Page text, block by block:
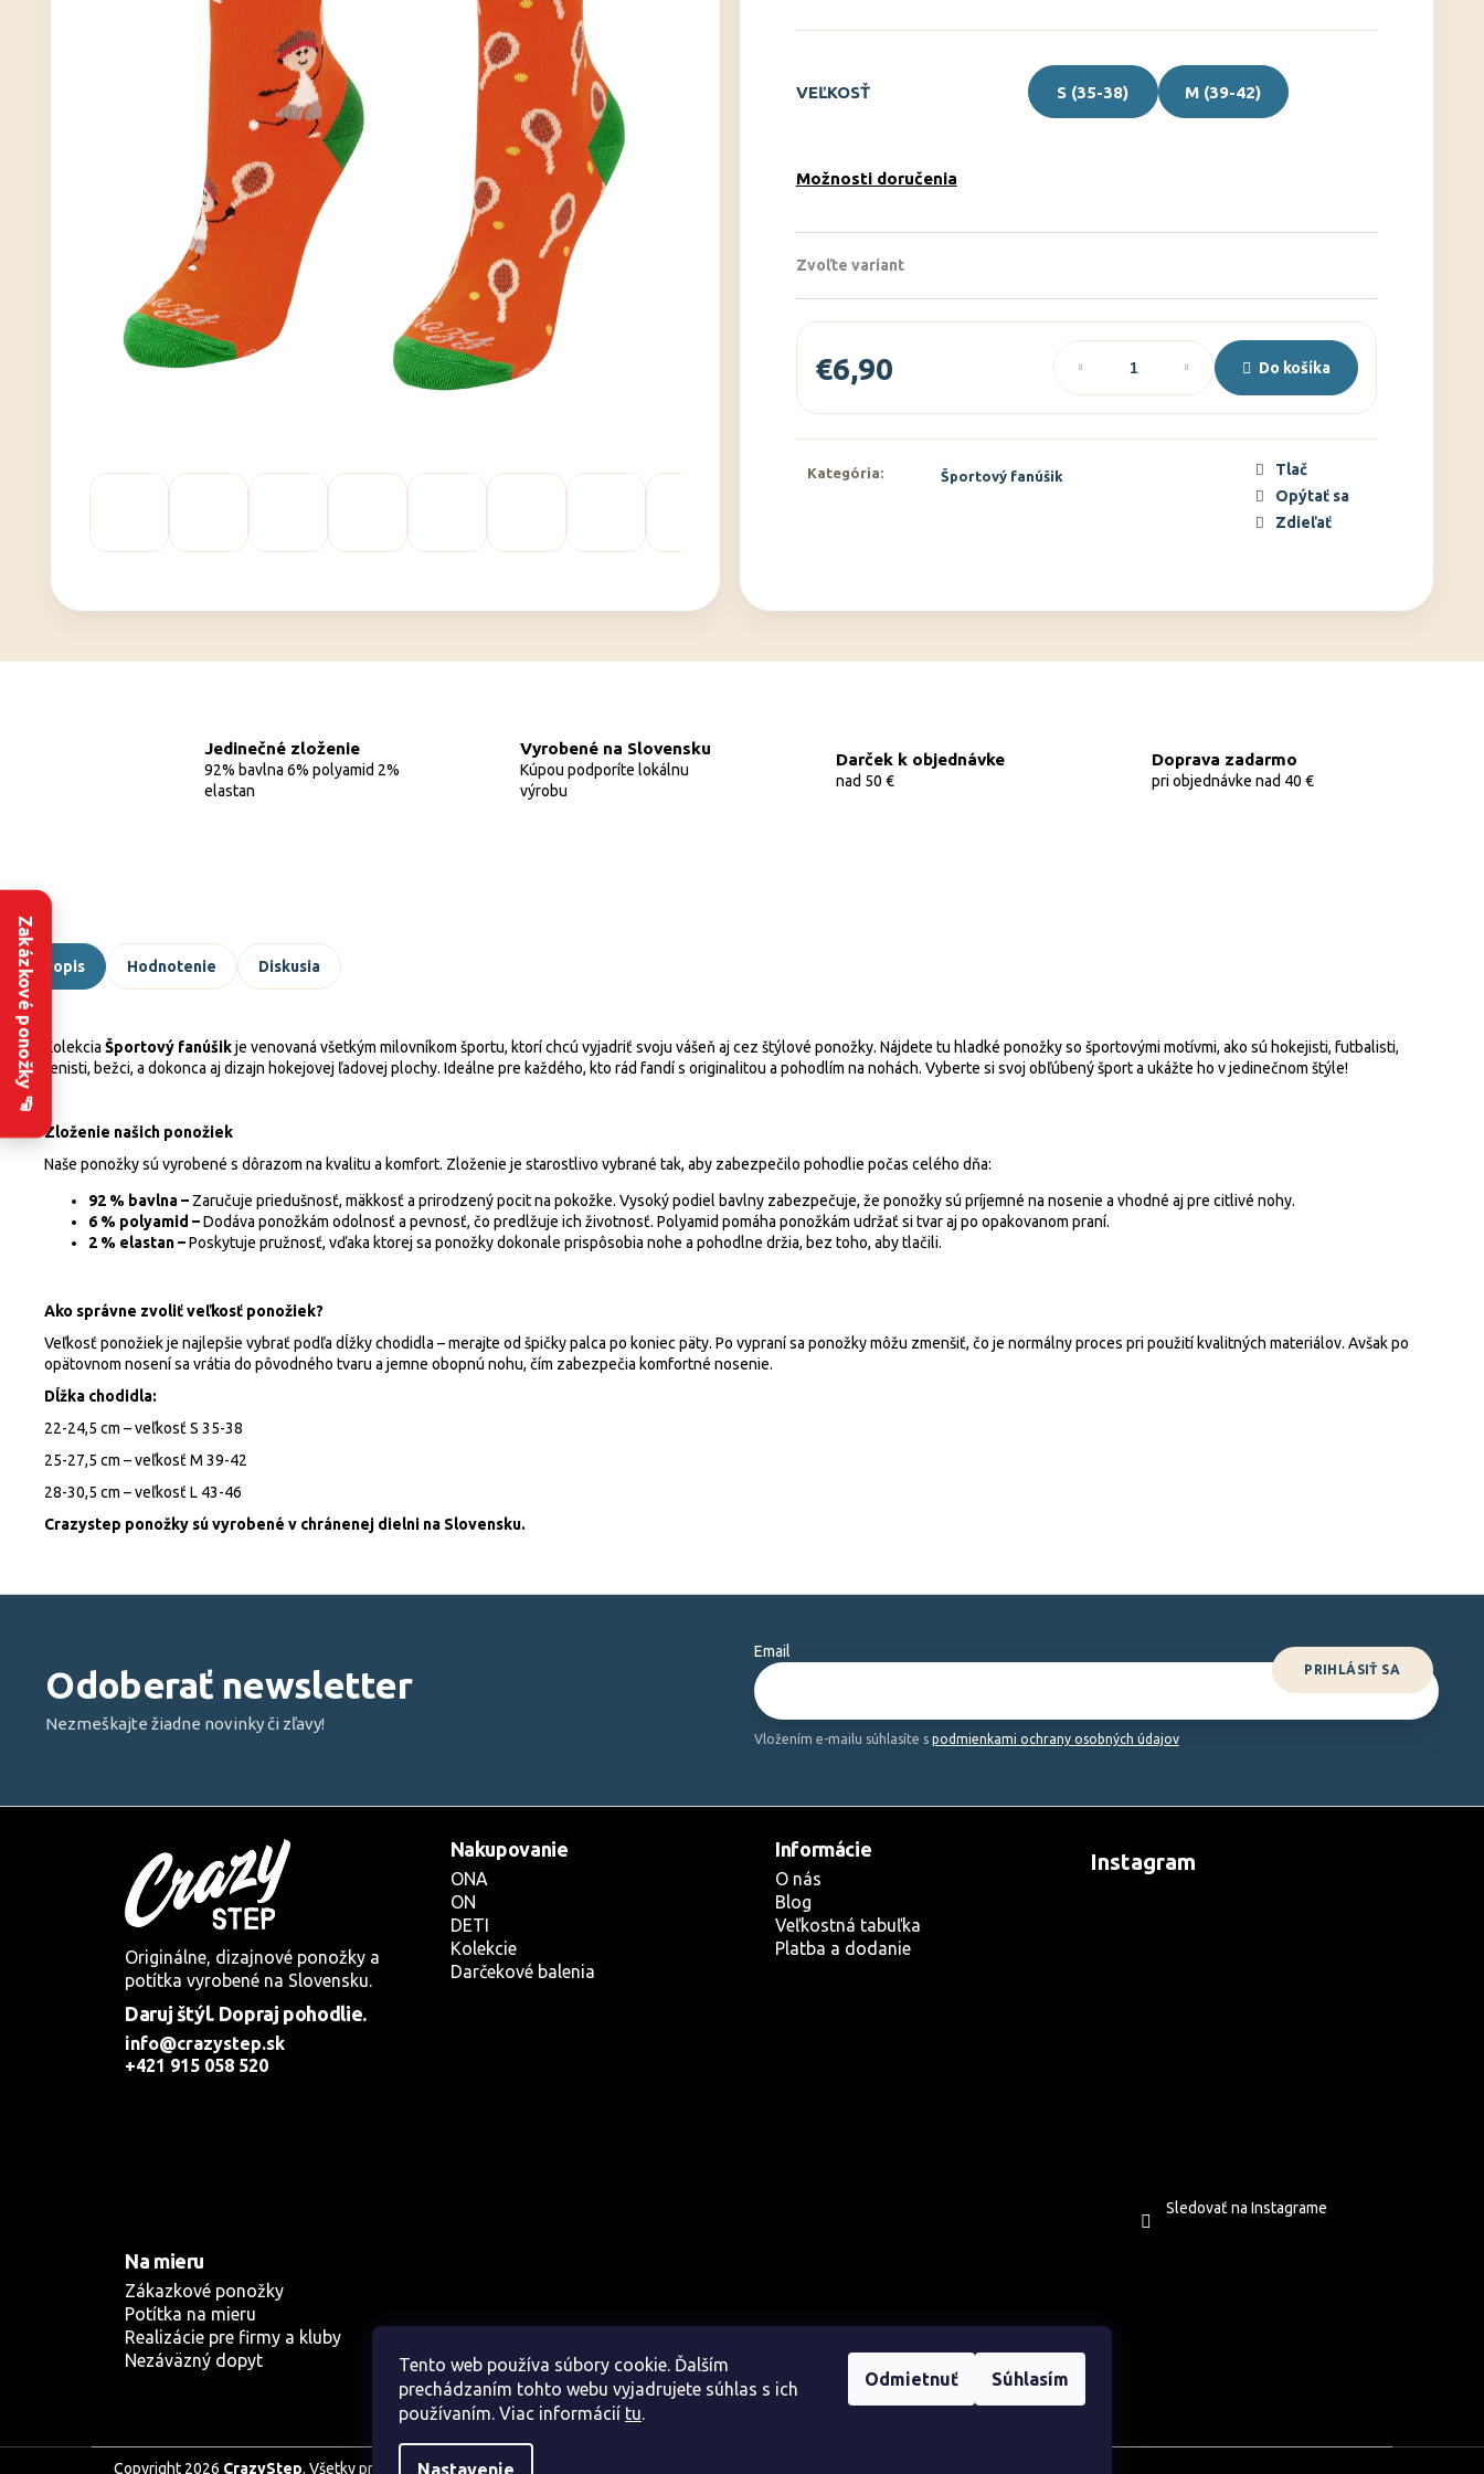
Zakázkové ponožky 🧦
Tento web používa súbory cookie. Ďalším
prechádzaním tohto webu vyjadrujete súhlas s ich
používaním. Viac informácií tu.
Nastavenie
Odmietnuť Súhlasím
VEĽKOSŤ S (35-38) M (39-42)
Možnosti doručenia
Zvoľte variant
€6,90
cena:
Do košíka
Kategória: Športový fanúšik
Tlač
Opýtať sa
Zdieľať
Jedinečné zloženie
92% bavlna 6% polyamid 2%
elastan
Vyrobené na Slovensku
Kúpou podporíte lokálnu
výrobu
Darček k objednávke
nad 50 €
Doprava zadarmo
pri objednávke nad 40 €
Popis Hodnotenie Diskusia
Kolekcia Športový fanúšikje venovaná všetkým milovníkom športu, ktorí chcú vyjadriť svoju vášeň aj cez štýlové ponožky. Nájdete tu hladké ponožky so športovými motívmi, ako sú hokejisti, futbalisti,
tenisti, bežci, a dokonca aj dizajn hokejovej ľadovej plochy. Ideálne pre každého, kto rád fandí s originalitou a pohodlím na nohách. Vyberte si svoj obľúbený šport a ukážte ho v jedinečnom štýle!
Zloženie našich ponožiek
Naše ponožky sú vyrobené s dôrazom na kvalitu a komfort. Zloženie je starostlivo vybrané tak, aby zabezpečilo pohodlie počas celého dňa:
92 % bavlna – Zaručuje priedušnosť, mäkkosť a prirodzený pocit na pokožke. Vysoký podiel bavlny zabezpečuje, že ponožky sú príjemné na nosenie a vhodné aj pre citlivé nohy.
6 % polyamid –Dodáva ponožkám odolnosť a pevnosť, čo predlžuje ich životnosť. Polyamid pomáha ponožkám udržať si tvar aj po opakovanom praní.
2 % elastan –Poskytuje pružnosť, vďaka ktorej sa ponožky dokonale prispôsobia nohe a pohodlne držia, bez toho, aby tlačili.
Ako správne zvoliť veľkosť ponožiek?
Veľkosť ponožiek je najlepšie vybrať podľa dĺžky chodidla – merajte od špičky palca po koniec päty. Po vypraní sa ponožky môžu zmenšiť, čo je normálny proces pri použití kvalitných materiálov. Avšak po
opätovnom nosení sa vrátia do pôvodného tvaru a jemne obopnú nohu, čím zabezpečia komfortné nosenie.
Dĺžka chodidla:
22-24,5 cm – veľkosť S 35-38
25-27,5 cm – veľkosť M 39-42
28-30,5 cm – veľkosť L 43-46
Crazystep ponožky sú vyrobené v chránenej dielni na Slovensku.
Odoberať newsletter
Nezmeškajte žiadne novinky či zľavy!
Email
Vložením e-mailu súhlasíte s podmienkami ochrany osobných údajov
PRIHLÁSIŤ SA
Originálne, dizajnové ponožky a
potítka vyrobené na Slovensku.
Daruj štýl. Dopraj pohodlie.
info@crazystep.sk
+421 915 058 520
Nakupovanie
ONA
ON
DETI
Kolekcie
Darčekové balenia
Informácie
O nás
Blog
Veľkostná tabuľka
Platba a dodanie
Instagram
Sledovať na Instagrame
Na mieru
Zákazkové ponožky
Potítka na mieru
Realizácie pre firmy a kluby
Nezáväzný dopyt
Copyright 2026 CrazyStep. Všetky práva vyhradené.